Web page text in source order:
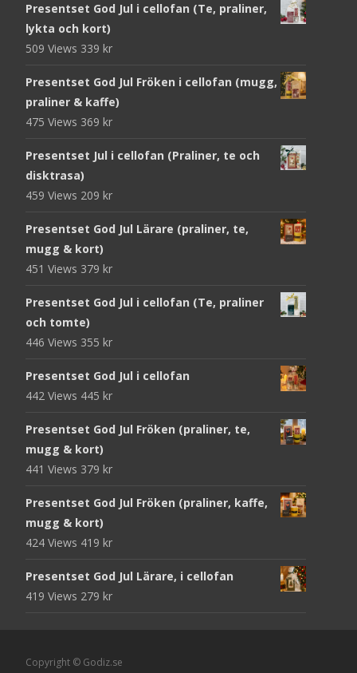
Presentset God Jul i cellofan (Te, praliner,
lykta och kort)
509 Views 339 kr
Presentset God Jul Fröken i cellofan (mugg,
praliner & kaffe)
475 Views 369 kr
Presentset Jul i cellofan (Praliner, te och
disktrasa)
459 Views 209 kr
Presentset God Jul Lärare (praliner, te,
mugg & kort)
451 Views 379 kr
Presentset God Jul i cellofan (Te, praliner
och tomte)
446 Views 355 kr
Presentset God Jul i cellofan
442 Views 445 kr
Presentset God Jul Fröken (praliner, te,
mugg & kort)
441 Views 379 kr
Presentset God Jul Fröken (praliner, kaffe,
mugg & kort)
424 Views 419 kr
Presentset God Jul Lärare, i cellofan
419 Views 279 kr
Copyright © Godiz.se